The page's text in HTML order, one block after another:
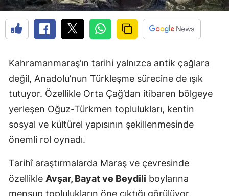
Kahramanmaraş’ın tarihi yalnızca antik çağlara
değil, Anadolu’nun Türkleşme sürecine de ışık
tutuyor. Özellikle Orta Çağ’dan itibaren bölgeye
yerleşen Oğuz-Türkmen toplulukları, kentin
sosyal ve kültürel yapısının şekillenmesinde
önemli rol oynadı.
Tarihî araştırmalarda Maraş ve çevresinde
özellikle Avşar, Bayat ve Beydili boylarına
mensup toplulukların öne çıktığı görülüyor.